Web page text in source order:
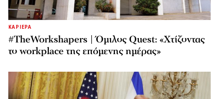
ΚΑΡΙΕΡΑ
#TheWorkshapers | Όμιλος Quest: «Χτίζοντας
το workplace της επόμενης ημέρας»